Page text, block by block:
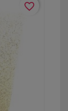
favorite_border